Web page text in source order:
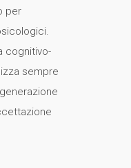
per
cognitivo-
sempre